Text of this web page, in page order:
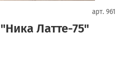
арт. 961
Латте-75"